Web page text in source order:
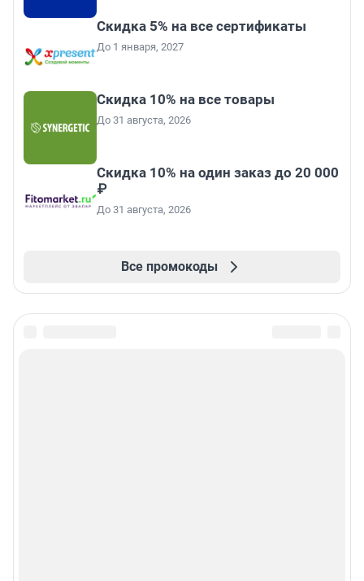
Скидка 5% на все сертификаты
До 1 января, 2027
Скидка 10% на все товары
До 31 августа, 2026
Скидка 10% на один заказ до 20 000
₽
До 31 августа, 2026
Все промокоды